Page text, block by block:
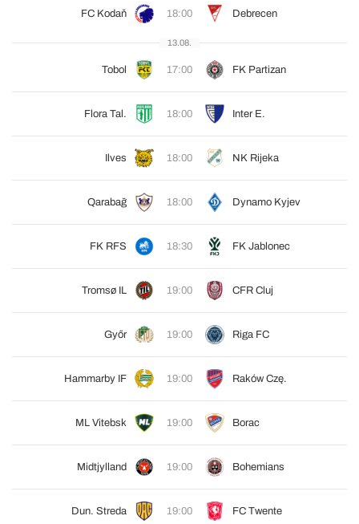
FC Kodaň 18:00 Debrecen
13.08.
Tobol 17:00 FK Partizan
Flora Tal. 18:00 Inter E.
Ilves 18:00 NK Rijeka
Qarabağ 18:00 Dynamo Kyjev
FK RFS 18:30 FK Jablonec
Tromsø IL 19:00 CFR Cluj
Győr 19:00 Riga FC
Hammarby IF 19:00 Raków Czę.
ML Vitebsk 19:00 Borac
Midtjylland 19:00 Bohemians
Dun. Streda 19:00 FC Twente